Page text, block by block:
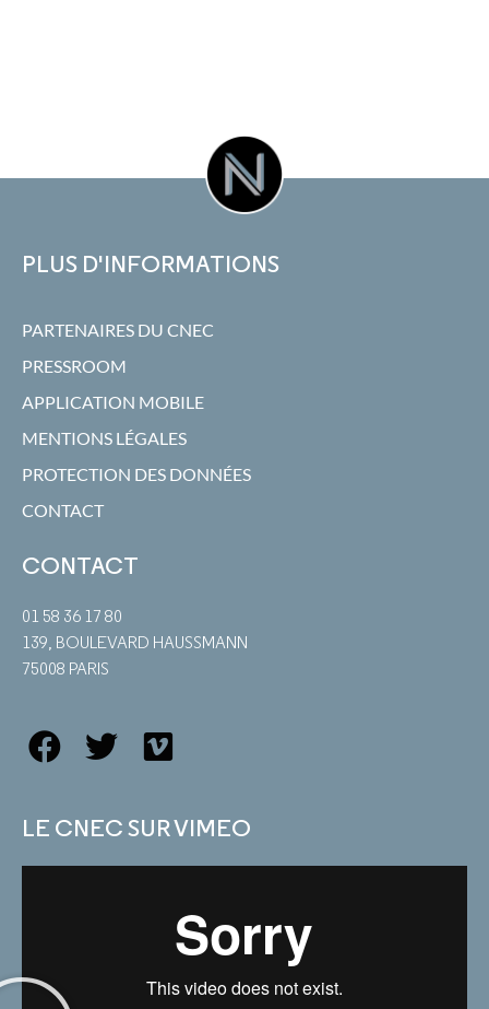
PLUS D'INFORMATIONS
PARTENAIRES DU CNEC
PRESSROOM
APPLICATION MOBILE
MENTIONS LÉGALES
PROTECTION DES DONNÉES
CONTACT
CONTACT
01 58 36 17 80
139, BOULEVARD HAUSSMANN
75008 PARIS
LE CNEC SUR VIMEO